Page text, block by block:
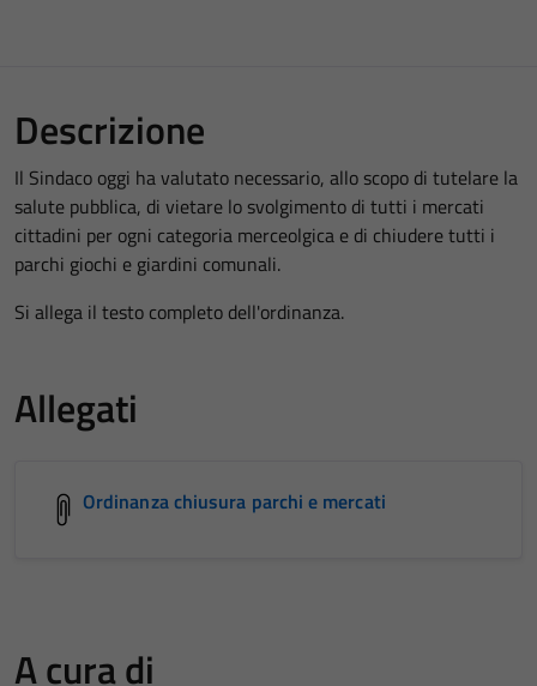
Descrizione
Il Sindaco oggi ha valutato necessario, allo scopo di tutelare la
salute pubblica, di vietare lo svolgimento di tutti i mercati
cittadini per ogni categoria merceolgica e di chiudere tutti i
parchi giochi e giardini comunali.
Si allega il testo completo dell'ordinanza.
Allegati
Ordinanza chiusura parchi e mercati
A cura di